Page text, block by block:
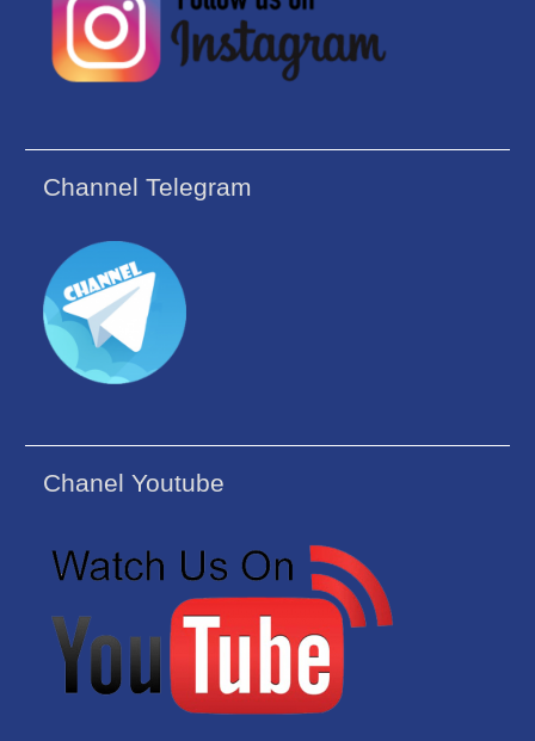
Channel Telegram
Chanel Youtube